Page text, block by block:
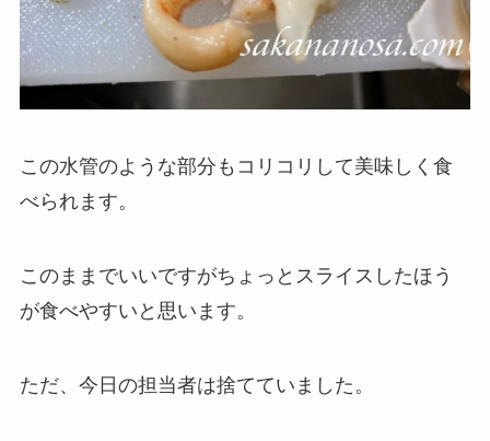
この水管のような部分もコリコリして美味しく食
べられます。
このままでいいですがちょっとスライスしたほう
が食べやすいと思います。
ただ、今日の担当者は捨てていました。